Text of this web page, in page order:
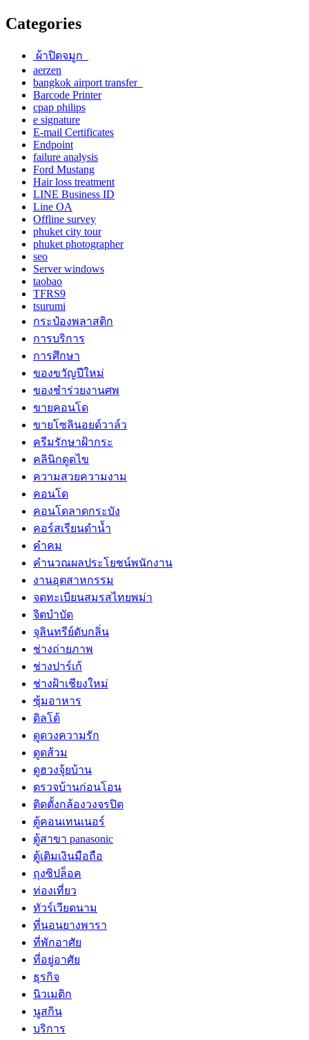
Categories
ผ้าปิดจมูก
aerzen
bangkok airport transfer
Barcode Printer
cpap philips
e signature
E-mail Certificates
Endpoint
failure analysis
Ford Mustang
Hair loss treatment
LINE Business ID
Line OA
Offline survey
phuket city tour
phuket photographer
seo
Server windows
taobao
TFRS9
tsurumi
กระป๋องพลาสติก
การบริการ
การศึกษา
ของขวัญปีใหม่
ของชำร่วยงานศพ
ขายคอนโด
ขายโซลินอยด์วาล์ว
ครีมรักษาฝ้ากระ
คลินิกดูดไข
ความสวยความงาม
คอนโด
คอนโดลาดกระบัง
คอร์สเรียนดำน้ำ
คำคม
คำนวณผลประโยชน์พนักงาน
งานอุตสาหกรรม
จดทะเบียนสมรสไทยพม่า
จิตบำบัด
จุลินทรีย์ดับกลิ่น
ช่างถ่ายภาพ
ช่างปาร์เก้
ช่างฝ้าเชียงใหม่
ซุ้มอาหาร
ดิลโด้
ดูดวงความรัก
ดูดส้วม
ดูฮวงจุ้ยบ้าน
ตรวจบ้านก่อนโอน
ติดตั้งกล้องวงจรปิด
ตู้คอนเทนเนอร์
ตู้สาขา panasonic
ตู้เติมเงินมือถือ
ถุงซิปล็อค
ท่องเที่ยว
ทัวร์เวียดนาม
ที่นอนยางพารา
ที่พักอาศัย
ที่อยู่อาศัย
ธุรกิจ
นิวเมติก
นูสกิน
บริการ